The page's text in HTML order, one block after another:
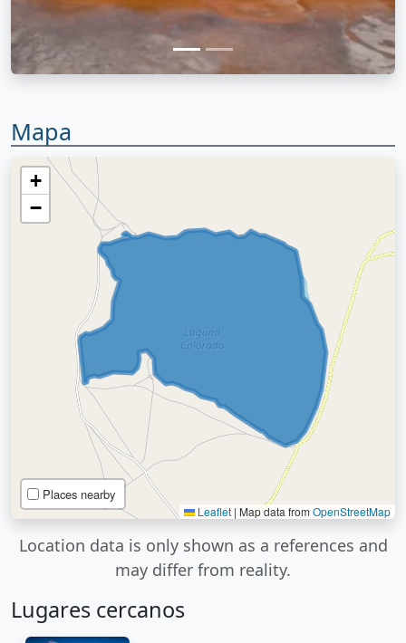
Mapa
+
−
Places nearby
Leaflet | Map data from OpenStreetMap
Location data is only shown as a references and
may differ from reality.
Lugares cercanos